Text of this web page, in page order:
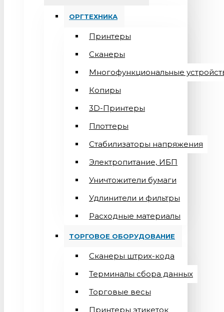
ОРГТЕХНИКА
Принтеры
Сканеры
Многофункциональные
Копиры
3D-Принтеры
Плоттеры
Стабилизаторы напряжения
Электропитание, ИБП
Уничтожители бумаги
Удлинители и фильтры
Расходные материалы
ТОРГОВОЕ ОБОРУДОВАНИЕ
Сканеры штрих-кода
Терминалы сбора данных
Торговые весы
Принтеры этикеток